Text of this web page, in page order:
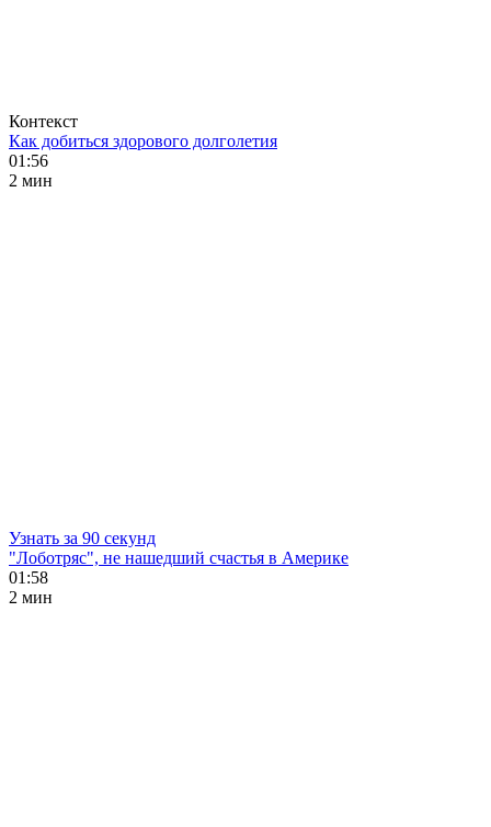
Контекст
Как добиться здорового долголетия
01:56
2 мин
Узнать за 90 секунд
"Лоботряс", не нашедший счастья в Америке
01:58
2 мин